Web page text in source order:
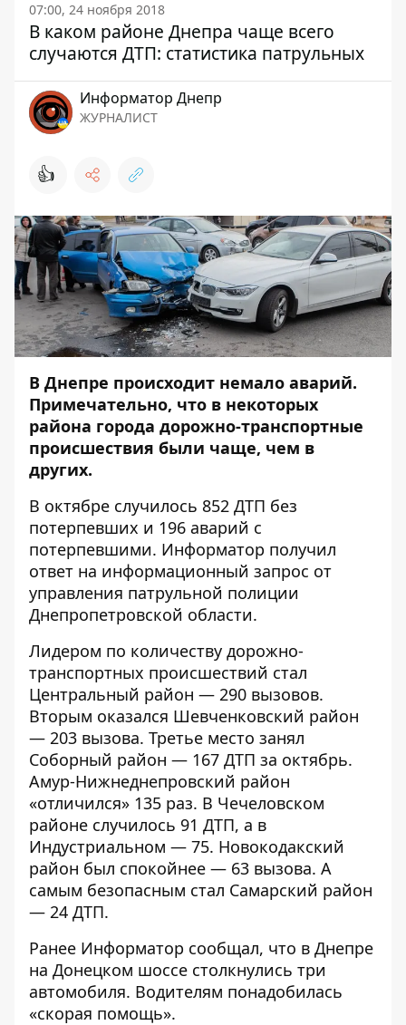
07:00, 24 ноября 2018
В каком районе Днепра чаще всего
случаются ДТП: статистика патрульных
Информатор Днепр
ЖУРНАЛИСТ
👍
В Днепре происходит немало аварий.
Примечательно, что в некоторых
района города дорожно-транспортные
происшествия были чаще, чем в
других.
В октябре случилось 852 ДТП без
потерпевших и 196 аварий с
потерпевшими. Информатор получил
ответ на информационный запрос от
управления патрульной полиции
Днепропетровской области.
Лидером по количеству дорожно-
транспортных происшествий стал
Центральный район — 290 вызовов.
Вторым оказался Шевченковский район
— 203 вызова. Третье место занял
Соборный район — 167 ДТП за октябрь.
Амур-Нижнеднепровский район
«отличился» 135 раз. В Чечеловском
районе случилось 91 ДТП, а в
Индустриальном — 75. Новокодакский
район был спокойнее — 63 вызова. А
самым безопасным стал Самарский район
— 24 ДТП.
Ранее Информатор сообщал, что в Днепре
на Донецком шоссе столкнулись три
автомобиля. Водителям понадобилась
«скорая помощь».